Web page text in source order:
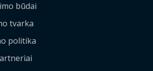
būdai
tvarka
politika